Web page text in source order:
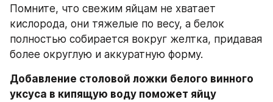
Помните, что свежим яйцам не хватает
кислорода, они тяжелые по весу, а белок
полностью собирается вокруг желтка, придавая
более округлую и аккуратную форму.
Добавление столовой ложки белого винного
уксуса в кипящую воду поможет яйцу